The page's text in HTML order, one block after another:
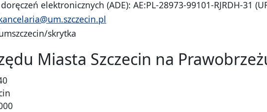
elektronicznych (ADE): AE:PL-28973-99101-RJRDH-31
skrytka
Miasta Szczecin na